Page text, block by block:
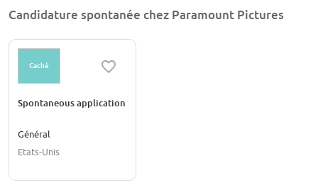
Candidature spontanée chez Paramount Pictures
Caché
Spontaneous application
Général
Etats-Unis